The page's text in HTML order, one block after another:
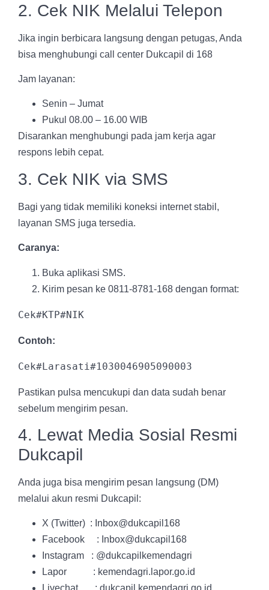
2. Cek NIK Melalui Telepon
Jika ingin berbicara langsung dengan petugas, Anda
bisa menghubungi call center Dukcapil di 168
Jam layanan:
Senin – Jumat
Pukul 08.00 – 16.00 WIB
Disarankan menghubungi pada jam kerja agar
respons lebih cepat.
3. Cek NIK via SMS
Bagi yang tidak memiliki koneksi internet stabil,
layanan SMS juga tersedia.
Caranya:
Buka aplikasi SMS.
Kirim pesan ke 0811-8781-168 dengan format:
Contoh:
Pastikan pulsa mencukupi dan data sudah benar
sebelum mengirim pesan.
4. Lewat Media Sosial Resmi
Dukcapil
Anda juga bisa mengirim pesan langsung (DM)
melalui akun resmi Dukcapil:
X (Twitter) : Inbox@dukcapil168
Facebook : Inbox@dukcapil168
Instagram : @dukcapilkemendagri
Lapor : kemendagri.lapor.go.id